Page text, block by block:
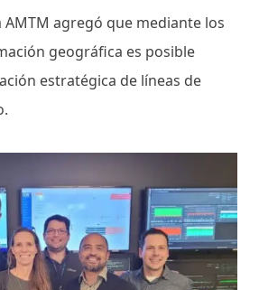
AMTM agregó que mediante los
geográfica es posible
estratégica de líneas de